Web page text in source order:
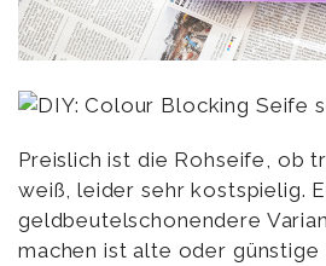
Preislich ist die Rohseife, ob
weiß, leider sehr kostspielig.
geldbeutelschonendere
machen ist alte oder günstige